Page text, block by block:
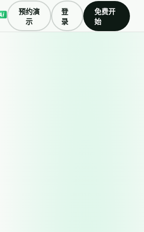
预约演
示
登
录
免费开
始